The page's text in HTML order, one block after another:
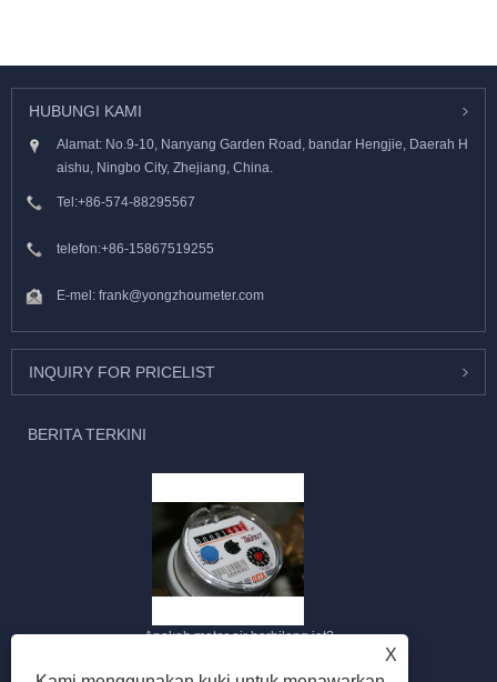
X
HUBUNGI KAMI
Alamat: No.9-10, Nanyang Garden Road, bandar Hengjie, Daerah H
aishu, Ningbo City, Zhejiang, China.
Tel:+86-574-88295567
telefon:+86-15867519255
E-mel: frank@yongzhoumeter.com
INQUIRY FOR PRICELIST
BERITA TERKINI
Apakah meter air berbilang jet?